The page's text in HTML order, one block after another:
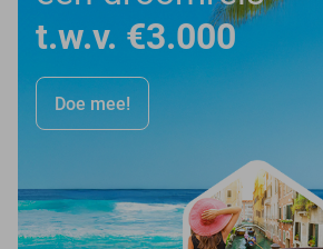
t.w.v. €3.000
Doe mee!